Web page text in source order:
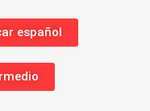
español